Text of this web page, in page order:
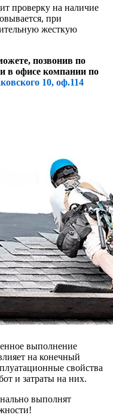
проверку на наличие
при
жесткую
позвонив по
в офисе компании по
10, оф.114
выполнение
на конечный
свойства
и затраты на них.
выполнят